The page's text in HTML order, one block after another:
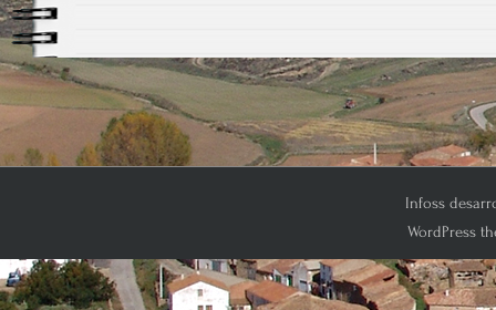
Infoss
WordPress